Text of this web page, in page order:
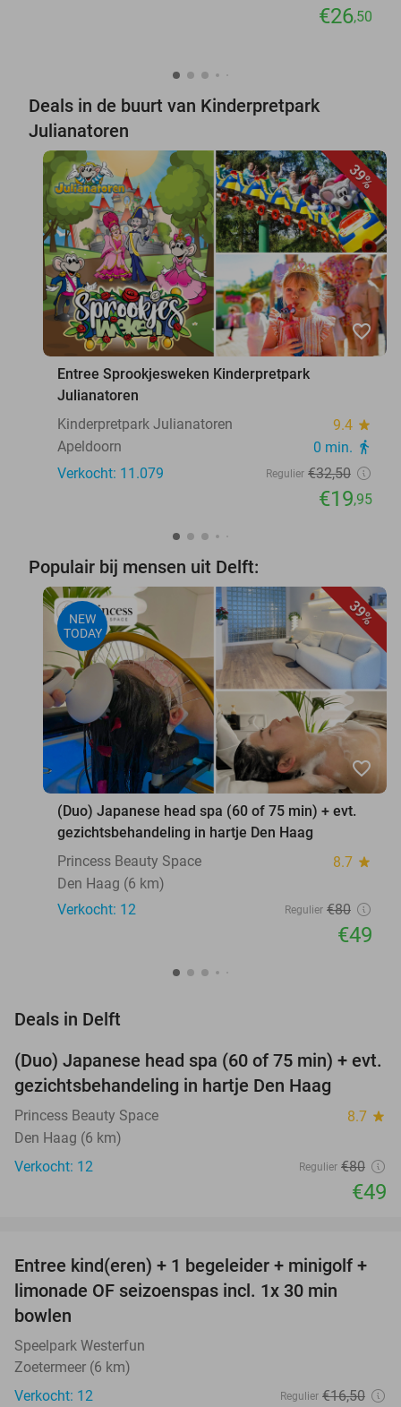
€26,50
Deals in de buurt van Kinderpretpark
Julianatoren
39%
favorite_border
Entree Sprookjesweken Kinderpretpark
Julianatoren
Kinderpretpark Julianatoren
9.4 star
Apeldoorn 0 min. directions_walk
Verkocht: 11.079 Regulier €32,50
€19,95
Populair bij mensen uit Delft:
39%
NEW
TODAY
favorite_border
(Duo) Japanese head spa (60 of 75 min) + evt.
gezichtsbehandeling in hartje Den Haag
Princess Beauty Space
8.7 star
Den Haag (6 km)
Verkocht: 12
Regulier €80
€49
Deals in Delft
39%
NEW
TODAY
(Duo) Japanese head spa (60 of 75 min) + evt.
gezichtsbehandeling in hartje Den Haag
Princess Beauty Space 8.7 star
Den Haag (6 km)
Verkocht: 12
Regulier €80
€49
40%
TODAY
Entree kind(eren) + 1 begeleider + minigolf +
limonade OF seizoenspas incl. 1x 30 min
bowlen
Speelpark Westerfun
Zoetermeer (6 km)
Verkocht: 12
Regulier €16,50